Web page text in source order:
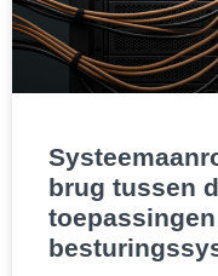
brug tussen